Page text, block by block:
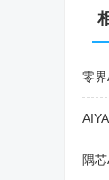
零
隅